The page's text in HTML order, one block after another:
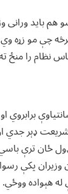
باید ورانی
چې مو زړه
نظام را منځ
برابروي
ډېر جدي
ځان ترې
وزیران پکې
هېواده ووځي.